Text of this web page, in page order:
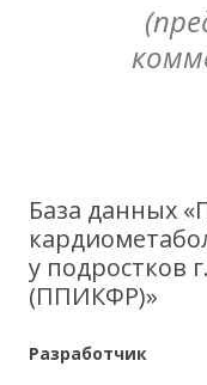
База данных
у подростков
(ППИКФР)»
Разработчик